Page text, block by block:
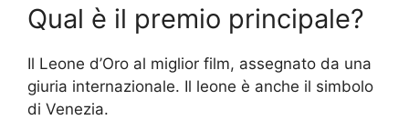
Qual è il premio principale?
Il Leone d’Oro al miglior film, assegnato da una
giuria internazionale. Il leone è anche il simbolo
di Venezia.